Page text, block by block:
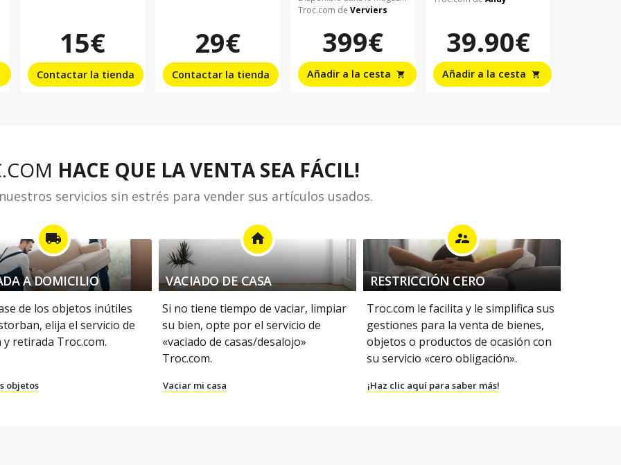
15€
Contactar la tienda
29€
Contactar la tienda
Troc.com de Verviers
399€
Añadir a la cesta shopping_cart
39.90€
Añadir a la cesta shopping_cart
HACE QUE LA VENTA SEA FÁCIL!
servicios sin estrés para vender sus artículos usados.
local_shipping
A DOMICILIO
de los objetos inútiles
elija el servicio de
y retirada Troc.com.
objetos
home
VACIADO DE CASA
Si no tiene tiempo de vaciar, limpiar
su bien, opte por el servicio de
«vaciado de casas/desalojo»
Troc.com.
Vaciar mi casa
supervisor_account
RESTRICCIÓN CERO
Troc.com le facilita y le simplifica sus
gestiones para la venta de bienes,
objetos o productos de ocasión con
su servicio «cero obligación».
¡Haz clic aquí para saber más!